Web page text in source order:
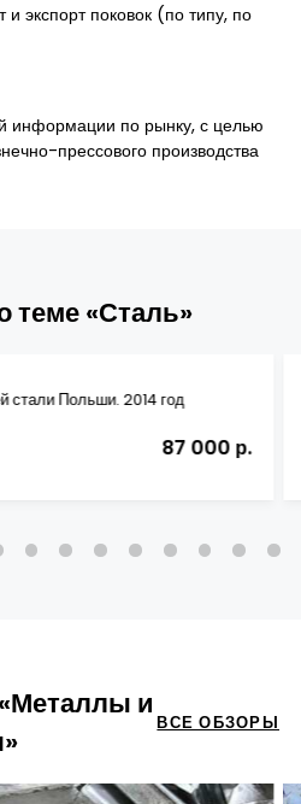
экспорт поковок (по типу, по
информации по рынку, с целью
прессового производства
теме «Сталь»
стали Польши. 2014 год
87 000 р.
и
ВСЕ ОБЗОРЫ